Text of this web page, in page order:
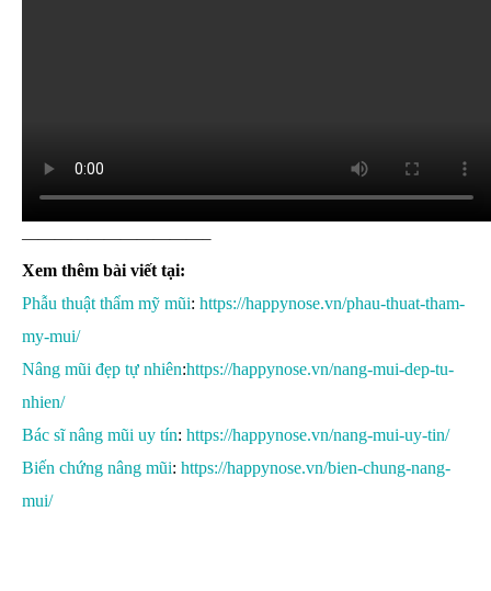
———————————–
Xem thêm bài viết tại:
Phẫu thuật thẩm mỹ mũi: https://happynose.vn/phau-thuat-tham-
my-mui/
Nâng mũi đẹp tự nhiên:https://happynose.vn/nang-mui-dep-tu-
nhien/
Bác sĩ nâng mũi uy tín: https://happynose.vn/nang-mui-uy-tin/
Biến chứng nâng mũi: https://happynose.vn/bien-chung-nang-
mui/